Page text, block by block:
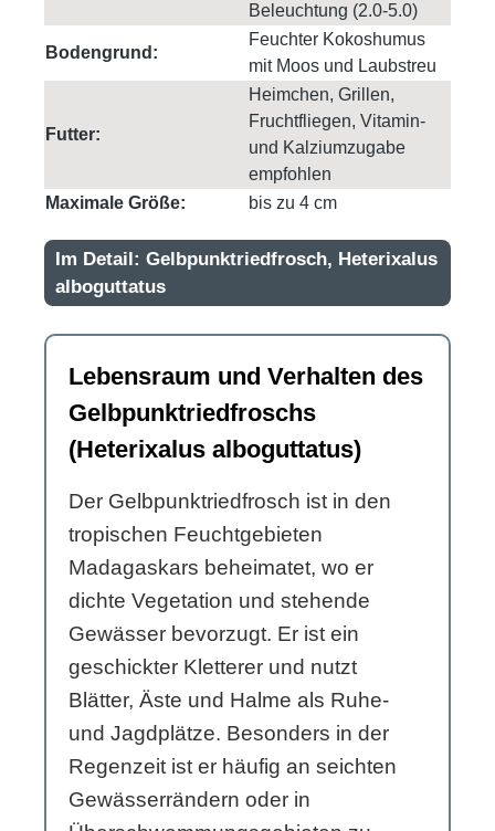
Beleuchtung (2.0-5.0)
Bodengrund:
Feuchter Kokoshumus
mit Moos und Laubstreu
Futter:
Heimchen, Grillen,
Fruchtfliegen, Vitamin-
und Kalziumzugabe
empfohlen
Maximale Größe:
bis zu 4 cm
Im Detail: Gelbpunktriedfrosch, Heterixalus
alboguttatus
Lebensraum und Verhalten des
Gelbpunktriedfroschs
(Heterixalus alboguttatus)
Der Gelbpunktriedfrosch ist in den
tropischen Feuchtgebieten
Madagaskars beheimatet, wo er
dichte Vegetation und stehende
Gewässer bevorzugt. Er ist ein
geschickter Kletterer und nutzt
Blätter, Äste und Halme als Ruhe-
und Jagdplätze. Besonders in der
Regenzeit ist er häufig an seichten
Gewässerrändern oder in